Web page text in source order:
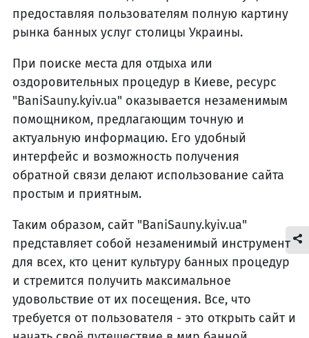
предоставляя пользователям полную картину
рынка банных услуг столицы Украины.
При поиске места для отдыха или
оздоровительных процедур в Киеве, ресурс
"BaniSauny.kyiv.ua" оказывается незаменимым
помощником, предлагающим точную и
актуальную информацию. Его удобный
интерфейс и возможность получения
обратной связи делают использование сайта
простым и приятным.
Таким образом, сайт "BaniSauny.kyiv.ua"
представляет собой незаменимый инструмент
для всех, кто ценит культуру банных процедур
и стремится получить максимальное
удовольствие от их посещения. Все, что
требуется от пользователя - это открыть сайт и